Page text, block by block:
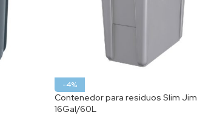
-4%
Contenedor para residuos Slim Jim,
16Gal/60L